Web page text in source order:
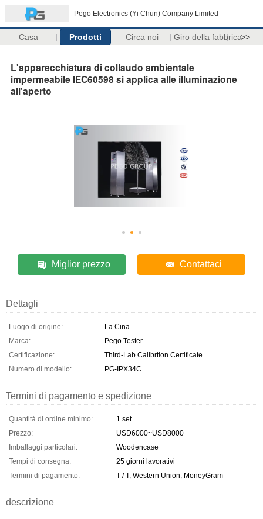
Pego Electronics (Yi Chun) Company Limited
Casa Prodotti Circa noi Giro della fabbrica>>
L'apparecchiatura di collaudo ambientale
impermeabile IEC60598 si applica alle illuminazione
all'aperto
Miglior prezzo Contattaci
Dettagli
Luogo di origine:
La Cina
Marca:
Pego Tester
Certificazione:
Third-Lab Calibrtion Certificate
Numero di modello:
PG-IPX34C
Termini di pagamento e spedizione
Quantità di ordine minimo:
1 set
Prezzo:
USD6000~USD8000
Imballaggi particolari:
Woodencase
Tempi di consegna:
25 giorni lavorativi
Termini di pagamento:
T / T, Western Union, MoneyGram
descrizione